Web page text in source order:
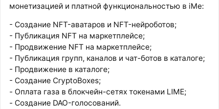
монетизацией и платной функциональностью в iMe:
- Создание NFT-аватаров и NFT-нейроботов;
- Публикация NFT на маркетплейсе;
- Продвижение NFT на маркетплейсе;
- Публикация групп, каналов и чат-ботов в каталоге;
- Продвижение в каталоге;
- Создание CryptoBoxes;
- Оплата газа в блокчейн-сетях токенами LIME;
- Создание DAO-голосований.